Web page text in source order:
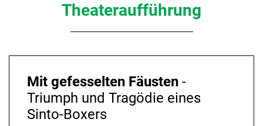
Theateraufführung
Mit gefesselten Fäusten -
Triumph und Tragödie eines
Sinto-Boxers